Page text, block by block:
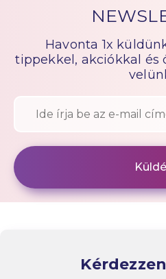
Havonta 1x
tippekkel, akciókkal és